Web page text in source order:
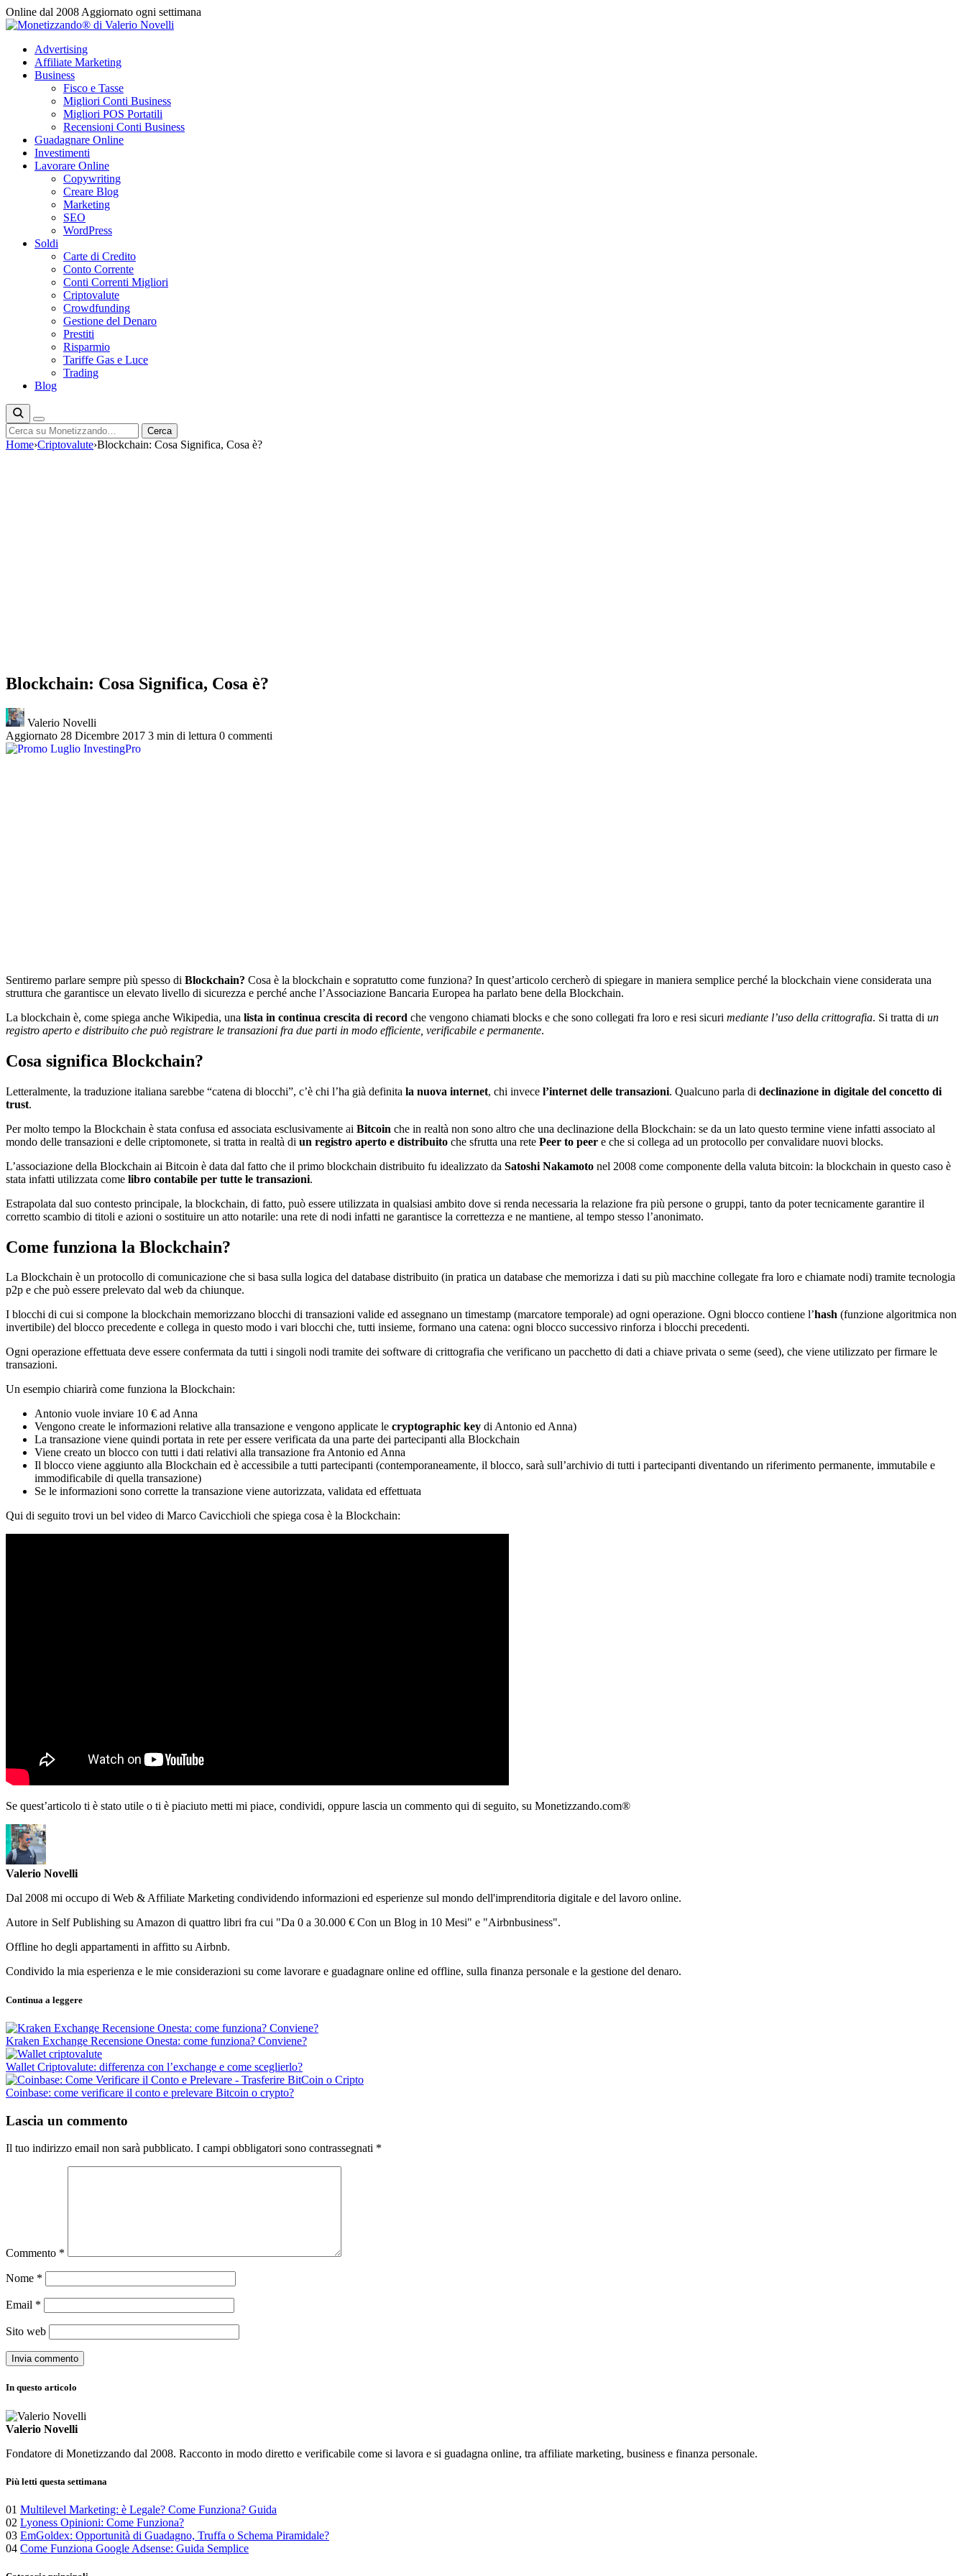
Vai
al
Online dal 2008 Aggiornato ogni settimana
Advertising
Affiliate Marketing
Business
Fisco e Tasse
Migliori Conti Business
Migliori POS Portatili
Recensioni Conti Business
Guadagnare Online
Investimenti
Lavorare Online
Copywriting
Creare Blog
Marketing
SEO
WordPress
Soldi
Carte di Credito
Conto Corrente
Conti Correnti Migliori
Criptovalute
Crowdfunding
Gestione del Denaro
Prestiti
Risparmio
Tariffe Gas e Luce
Trading
Blog
Cerca Cerca
Home›Criptovalute›Blockchain: Cosa Significa, Cosa è?
Blockchain: Cosa Significa, Cosa è?
Valerio Novelli
Aggiornato 28 Dicembre 2017 3 min di lettura 0 commenti
Sentiremo parlare sempre più spesso di Blockchain? Cosa è la blockchain e sopratutto come funziona? In quest’articolo cercherò di spiegare in maniera semplice perché la blockchain viene considerata una
struttura che garantisce un elevato livello di sicurezza e perché anche l’Associazione Bancaria Europea ha parlato bene della Blockchain.
La blockchain è, come spiega anche Wikipedia, una lista in continua crescita di record che vengono chiamati blocks e che sono collegati fra loro e resi sicuri mediante l’uso della crittografia. Si tratta di un
registro aperto e distribuito che può registrare le transazioni fra due parti in modo efficiente, verificabile e permanente.
Cosa significa Blockchain?
Letteralmente, la traduzione italiana sarebbe “catena di blocchi”, c’è chi l’ha già definita la nuova internet, chi invece l’internet delle transazioni. Qualcuno parla di declinazione in digitale del concetto di
trust.
Per molto tempo la Blockchain è stata confusa ed associata esclusivamente ai Bitcoin che in realtà non sono altro che una declinazione della Blockchain: se da un lato questo termine viene infatti associato al
mondo delle transazioni e delle criptomonete, si tratta in realtà di un registro aperto e distribuito che sfrutta una rete Peer to peer e che si collega ad un protocollo per convalidare nuovi blocks.
L’associazione della Blockchain ai Bitcoin è data dal fatto che il primo blockchain distribuito fu idealizzato da Satoshi Nakamoto nel 2008 come componente della valuta bitcoin: la blockchain in questo caso è
stata infatti utilizzata come libro contabile per tutte le transazioni.
Estrapolata dal suo contesto principale, la blockchain, di fatto, può essere utilizzata in qualsiasi ambito dove si renda necessaria la relazione fra più persone o gruppi, tanto da poter tecnicamente garantire il
corretto scambio di titoli e azioni o sostituire un atto notarile: una rete di nodi infatti ne garantisce la correttezza e ne mantiene, al tempo stesso l’anonimato.
Come funziona la Blockchain?
La Blockchain è un protocollo di comunicazione che si basa sulla logica del database distribuito (in pratica un database che memorizza i dati su più macchine collegate fra loro e chiamate nodi) tramite tecnologia
p2p e che può essere prelevato dal web da chiunque.
I blocchi di cui si compone la blockchain memorizzano blocchi di transazioni valide ed assegnano un timestamp (marcatore temporale) ad ogni operazione. Ogni blocco contiene l’hash (funzione algoritmica non
invertibile) del blocco precedente e collega in questo modo i vari blocchi che, tutti insieme, formano una catena: ogni blocco successivo rinforza i blocchi precedenti.
Ogni operazione effettuata deve essere confermata da tutti i singoli nodi tramite dei software di crittografia che verificano un pacchetto di dati a chiave privata o seme (seed), che viene utilizzato per firmare le
transazioni.
Un esempio chiarirà come funziona la Blockchain:
Antonio vuole inviare 10 € ad Anna
Vengono create le informazioni relative alla transazione e vengono applicate le cryptographic key di Antonio ed Anna)
La transazione viene quindi portata in rete per essere verificata da una parte dei partecipanti alla Blockchain
Viene creato un blocco con tutti i dati relativi alla transazione fra Antonio ed Anna
Il blocco viene aggiunto alla Blockchain ed è accessibile a tutti partecipanti (contemporaneamente, il blocco, sarà sull’archivio di tutti i partecipanti diventando un riferimento permanente, immutabile e
immodificabile di quella transazione)
Se le informazioni sono corrette la transazione viene autorizzata, validata ed effettuata
Qui di seguito trovi un bel video di Marco Cavicchioli che spiega cosa è la Blockchain:
Se quest’articolo ti è stato utile o ti è piaciuto metti mi piace, condividi, oppure lascia un commento qui di seguito, su Monetizzando.com®
Valerio Novelli
Dal 2008 mi occupo di Web & Affiliate Marketing condividendo informazioni ed esperienze sul mondo dell'imprenditoria digitale e del lavoro online.
Autore in Self Publishing su Amazon di quattro libri fra cui "Da 0 a 30.000 € Con un Blog in 10 Mesi" e "Airbnbusiness".
Offline ho degli appartamenti in affitto su Airbnb.
Condivido la mia esperienza e le mie considerazioni su come lavorare e guadagnare online ed offline, sulla finanza personale e la gestione del denaro.
Continua a leggere
Kraken Exchange Recensione Onesta: come funziona? Conviene?
Wallet Criptovalute: differenza con l’exchange e come sceglierlo?
Coinbase: come verificare il conto e prelevare Bitcoin o crypto?
Lascia un commento
Il tuo indirizzo email non sarà pubblicato. I campi obbligatori sono contrassegnati *
Commento *
Nome *
Email *
Sito web
In questo articolo
Valerio Novelli
Fondatore di Monetizzando dal 2008. Racconto in modo diretto e verificabile come si lavora e si guadagna online, tra affiliate marketing, business e finanza personale.
Più letti questa settimana
01 Multilevel Marketing: è Legale? Come Funziona? Guida
02 Lyoness Opinioni: Come Funziona?
03 EmGoldex: Opportunità di Guadagno, Truffa o Schema Piramidale?
04 Come Funziona Google Adsense: Guida Semplice